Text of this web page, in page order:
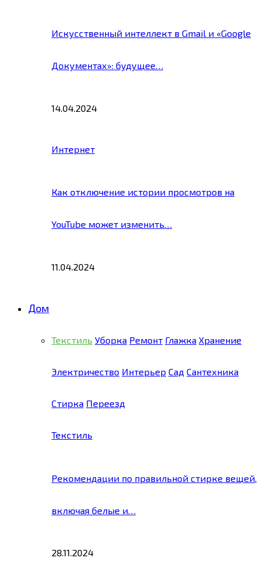
Искусственный интеллект в Gmail и «Google
Документах»: будущее…
14.04.2024
Интернет
Как отключение истории просмотров на
YouTube может изменить…
11.04.2024
Дом
Текстиль Уборка Ремонт Глажка Хранение
Электричество Интерьер Сад Сантехника
Стирка Переезд
Текстиль
Рекомендации по правильной стирке вещей,
включая белые и…
28.11.2024